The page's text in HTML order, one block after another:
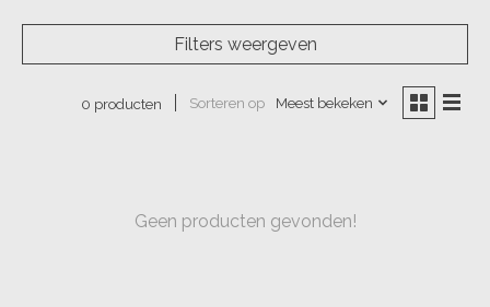
Filters weergeven
0 producten Sorteren op Meest bekeken
Geen producten gevonden!